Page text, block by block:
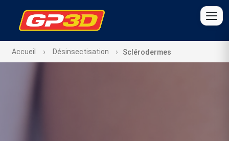
Accueil Désinsectisation Sclérodermes